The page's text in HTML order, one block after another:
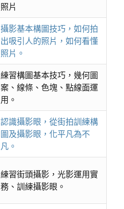
照片
攝影基本構圖技巧，如何拍
出吸引人的照片，如何看懂
照片。
練習構圖基本技巧，幾何圖
案、線條、色塊、點線面運
用。
認識攝影眼，從街拍訓練構
圖及攝影眼，化平凡為不
凡。
練習街頭攝影，光影運用實
務、訓練攝影眼。